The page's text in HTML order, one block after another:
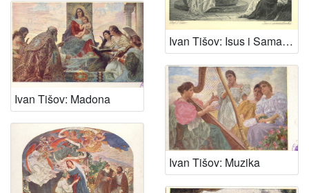
Ivan Tišov: Isus i Samaritanka
Ivan Tišov: Madona
Ivan Tišov: Muzika